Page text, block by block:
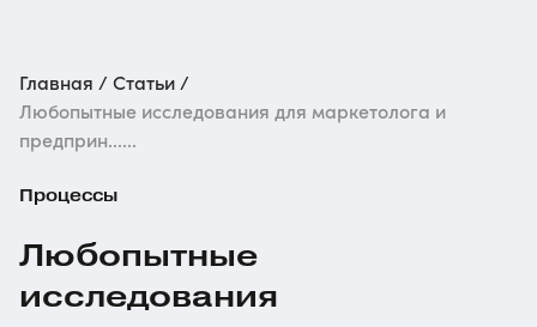
Главная
Статьи
Любопытные исследования для маркетолога и
предприн......
Процессы
Любопытные
исследования